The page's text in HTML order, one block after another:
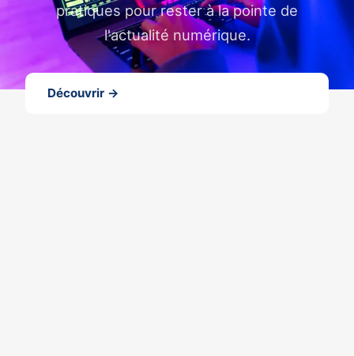
pratiques pour rester à la pointe de
l'actualité numérique.
Découvrir →